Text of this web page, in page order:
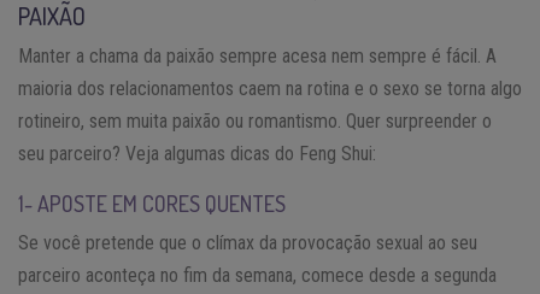
PAIXÃO
Manter a chama da paixão sempre acesa nem sempre é fácil. A
maioria dos relacionamentos caem na rotina e o sexo se torna algo
rotineiro, sem muita paixão ou romantismo. Quer surpreender o
seu parceiro? Veja algumas dicas do Feng Shui:
1- APOSTE EM CORES QUENTES
Se você pretende que o clímax da provocação sexual ao seu
parceiro aconteça no fim da semana, comece desde a segunda